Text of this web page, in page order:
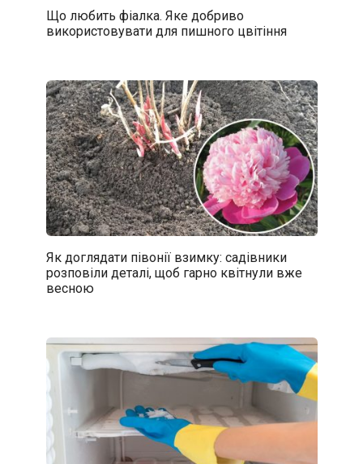
Що любить фіалка. Яке добриво
використовувати для пишного цвітіння
Як доглядати півонії взимку: садівники
розповіли деталі, щоб гарно квітнули вже
весною